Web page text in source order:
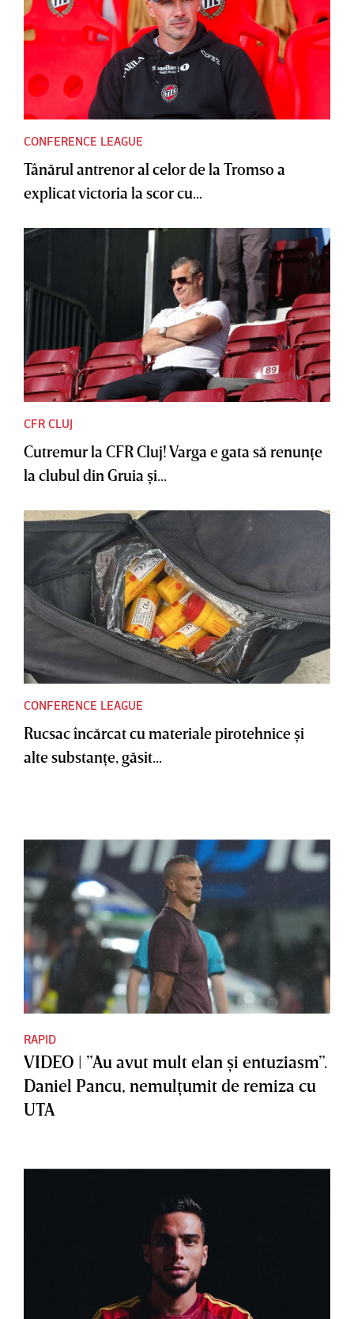
CONFERENCE LEAGUE
Tânărul antrenor al celor de la Tromso a
explicat victoria la scor cu...
CFR CLUJ
Cutremur la CFR Cluj! Varga e gata să renunţe
la clubul din Gruia şi...
CONFERENCE LEAGUE
Rucsac încărcat cu materiale pirotehnice şi
alte substanţe, găsit...
RAPID
VIDEO | ”Au avut mult elan şi entuziasm”.
Daniel Pancu, nemulţumit de remiza cu
UTA